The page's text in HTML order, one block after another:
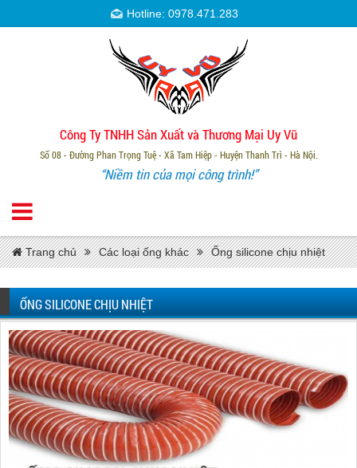
Hotline: 0978.471.283
Công Ty TNHH Sản Xuất và Thương Mại Uy Vũ
Số 08 - Đường Phan Trọng Tuệ - Xã Tam Hiệp - Huyện Thanh Trì - Hà Nội.
“Niềm tin của mọi công trình!”
Trang chủ Các loại ống khác Ống silicone chịu nhiệt
ỐNG SILICONE CHỊU NHIỆT